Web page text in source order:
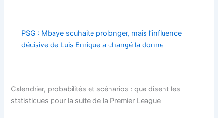
PSG : Mbaye souhaite prolonger, mais l’influence
décisive de Luis Enrique a changé la donne
Calendrier, probabilités et scénarios : que disent les
statistiques pour la suite de la Premier League